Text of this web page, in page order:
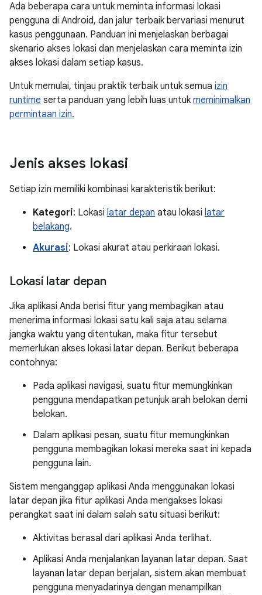
Ada beberapa cara untuk meminta informasi lokasi
pengguna di Android, dan jalur terbaik bervariasi menurut
kasus penggunaan. Panduan ini menjelaskan berbagai
skenario akses lokasi dan menjelaskan cara meminta izin
akses lokasi dalam setiap kasus.
Untuk memulai, tinjau praktik terbaik untuk semua izin
runtime serta panduan yang lebih luas untuk meminimalkan
permintaan izin.
Jenis akses lokasi
Setiap izin memiliki kombinasi karakteristik berikut:
Kategori: Lokasi latar depan atau lokasi latar
belakang.
Akurasi: Lokasi akurat atau perkiraan lokasi.
Lokasi latar depan
Jika aplikasi Anda berisi fitur yang membagikan atau
menerima informasi lokasi satu kali saja atau selama
jangka waktu yang ditentukan, maka fitur tersebut
memerlukan akses lokasi latar depan. Berikut beberapa
contohnya:
Pada aplikasi navigasi, suatu fitur memungkinkan
pengguna mendapatkan petunjuk arah belokan demi
belokan.
Dalam aplikasi pesan, suatu fitur memungkinkan
pengguna membagikan lokasi mereka saat ini kepada
pengguna lain.
Sistem menganggap aplikasi Anda menggunakan lokasi
latar depan jika fitur aplikasi Anda mengakses lokasi
perangkat saat ini dalam salah satu situasi berikut:
Aktivitas berasal dari aplikasi Anda terlihat.
Aplikasi Anda menjalankan layanan latar depan. Saat
layanan latar depan berjalan, sistem akan membuat
pengguna menyadarinya dengan menampilkan